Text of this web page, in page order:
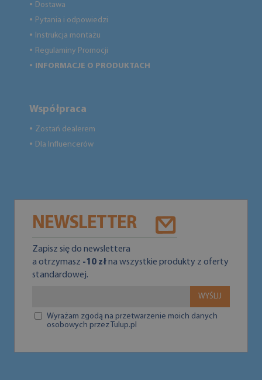
● Dostawa
● Pytania i odpowiedzi
● Instrukcja montażu
● Regulaminy Promocji
● INFORMACJE O PRODUKTACH
Współpraca
● Zostań dealerem
● Dla Influencerów
NEWSLETTER
Zapisz się do newslettera
a otrzymasz -10 złna wszystkie produkty z oferty
standardowej.
WYŚLIJ
Wyrażam zgodą na przetwarzenie moich danych
osobowych przez Tulup.pl